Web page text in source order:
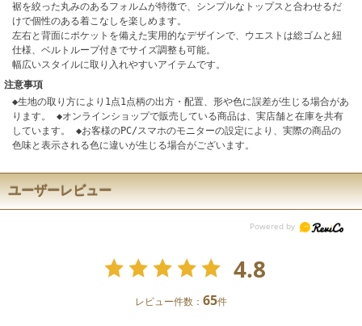
裾を絞った丸みのあるフォルムが特徴で、シンプルなトップスと合わせるだ
けで個性のある着こなしを楽しめます。
左右と背面にポケットを備えた実用的なデザインで、ウエストは総ゴムと紐
仕様、ベルトループ付きでサイズ調整も可能。
幅広いスタイルに取り入れやすいアイテムです。
注意事項
◆生地の取り方により1点1点柄の出方・配置、形や色に誤差が生じる場合があ
ります。 ◆オンラインショップで販売している商品は、実店舗と在庫を共有
しています。 ◆お客様のPC/スマホのモニターの設定により、実際の商品の
色味と表示される色に違いが生じる場合がございます。
ユーザーレビュー
4.8
レビュー件数： 65件